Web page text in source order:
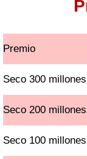
Premio
Seco 300 millones
Seco 200 millones
Seco 100 millones